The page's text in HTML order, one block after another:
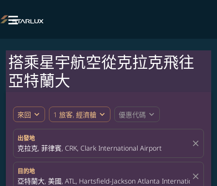

搭乘星宇航空從克拉克飛往
亞特蘭大
來回 expand_more 1 旅客, 經濟艙 expand_more 優惠代碼 expand_more
出發地
克拉克, 菲律賓, CRK, Clark International Airport close
目的地
亞特蘭大, 美國, ATL, Hartsfield-Jackson Atlanta International
close